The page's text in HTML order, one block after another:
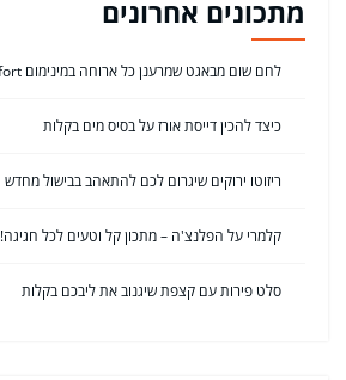
מתכונים אחרונים
לחם שום מבאגט שמרענן כל ארוחה במינימום effort
כיצד להכין דייסת אורז על בסיס מים בקלות
ריזוטו ירוקים שיגרום לכם להתאהב בבישול מחדש
קלמרי על הפלנצ'ה – מתכון קל וטעים לכל חגיגה!
סלט פירות עם קצפת שיגנוב את ליבכם בקלות